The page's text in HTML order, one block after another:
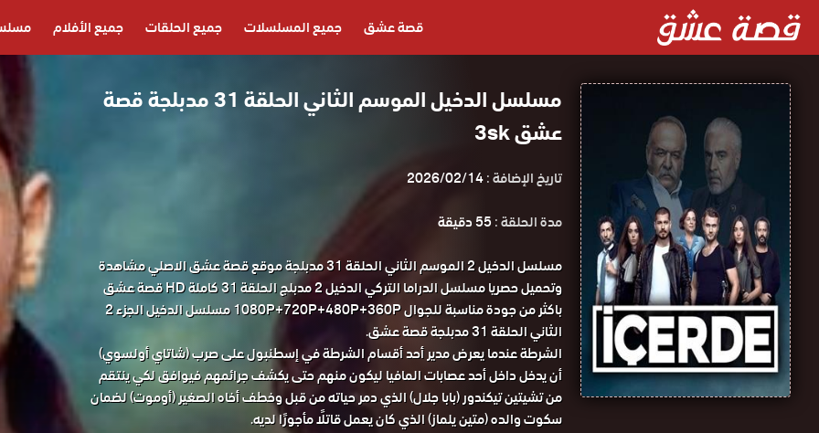
قصة عشق جميع المسلسلات جميع الحلقات جميع الأفلام
مسلسل الدخيل الموسم الثاني الحلقة 31 مدبلجة قصة
عشق 3sk
تاريخ الإضافة :2026/02/14
مدة الحلقة :55 دقيقة
مسلسل الدخيل 2 الموسم الثاني الحلقة 31 مدبلجة موقع قصة عشق الاصلي مشاهدة
وتحميل حصريا مسلسل الدراما التركي الدخيل 2 مدبلج الحلقة 31 كاملة HD قصة عشق
باكثر من جودة مناسبة للجوال 1080P+720P+480P+360P مسلسل الدخيل الجزء 2
الثاني الحلقة 31 مدبلجة قصة عشق.
الشرطة عندما يعرض مدير أحد أقسام الشرطة في إسطنبول على صرب (شاتاي أولسوي)
أن يدخل داخل أحد عصابات المافيا ليكون منهم حتى يكشف جرائمهم فيوافق لكي ينتقم
من تشيتين تيكندور (بابا جلال) الذي دمر حياته من قبل وخطف أخاه الصغير (أوموت) لضمان
سكوت والده (متين يلماز) الذي كان يعمل قاتلًا مأجورًا لديه.